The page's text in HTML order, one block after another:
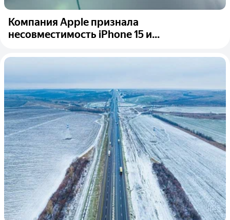
Компания Apple признала
несовместимость iPhone 15 и...